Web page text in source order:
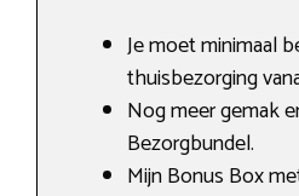
Je moet minimaal
thuisbezorging
Nog meer gemak
Bezorgbundel.
Mijn Bonus Box